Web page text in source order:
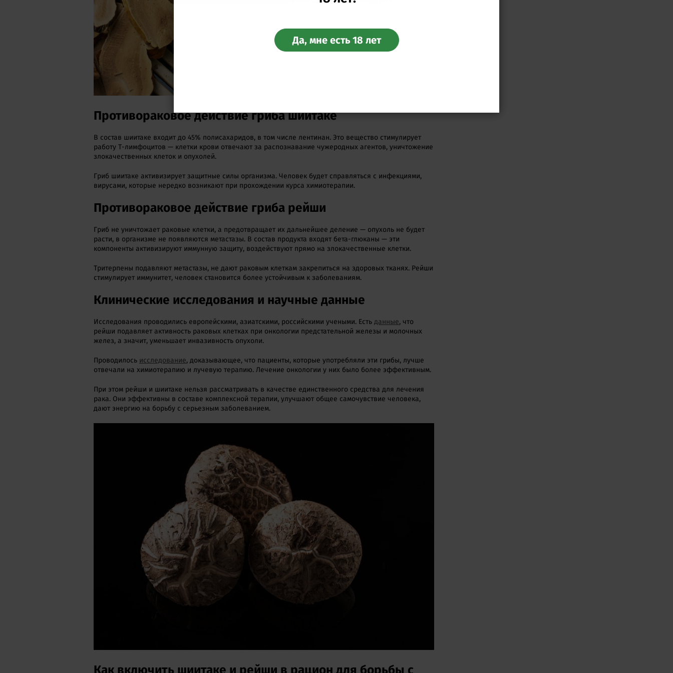
Противораковое действие гриба шиитаке
В состав шиитаке входит до 45% полисахаридов, в том числе лентинан. Это вещество стимулирует
работу Т-лимфоцитов — клетки крови отвечают за распознавание чужеродных агентов, уничтожение
злокачественных клеток и опухолей.
Гриб шиитаке активизирует защитные силы организма. Человек будет справляться с инфекциями,
вирусами, которые нередко возникают при прохождении курса химиотерапии.
Противораковое действие гриба рейши
Гриб не уничтожает раковые клетки, а предотвращает их дальнейшее деление — опухоль не будет
расти, в организме не появляются метастазы. В состав продукта входят бета-глюканы — эти
компоненты активизируют иммунную защиту, воздействуют прямо на злокачественные клетки.
Тритерпены подавляют метастазы, не дают раковым клеткам закрепиться на здоровых тканях. Рейши
стимулирует иммунитет, человек становится более устойчивым к заболеваниям.
Клинические исследования и научные данные
Исследования проводились европейскими, азиатскими, российскими учеными. Есть данные, что
рейши подавляет активность раковых клетках при онкологии предстательной железы и молочных
желез, а значит, уменьшает инвазивность опухоли.
Проводилось исследование, доказывающее, что пациенты, которые употребляли эти грибы, лучше
отвечали на химиотерапию и лучевую терапию. Лечение онкологии у них было более эффективным.
При этом рейши и шиитаке нельзя рассматривать в качестве единственного средства для лечения
рака. Они эффективны в составе комплексной терапии, улучшают общее самочувствие человека,
дают энергию на борьбу с серьезным заболеванием.
Как включить шиитаке и рейши в рацион для борьбы с
Перейти
Да, мне есть 18 лет